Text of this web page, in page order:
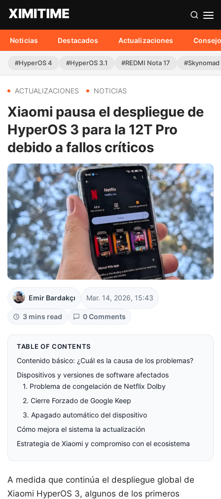
Noticias Destacados Actualizaciones
#HyperOS 4 #HyperOS 3.1 #REDMI Nota 17 #Skynomad
ACTUALIZACIONES NOTICIAS
Xiaomi pausa el despliegue de
HyperOS 3 para la 12T Pro
debido a fallos críticos
Emir Bardakçı Mar. 14, 2026, 15:43
3 mins read 0 Comments
TABLE OF CONTENTS
Contenido básico: ¿Cuál es la causa de los problemas?
Dispositivos y versiones de software afectados
1. Problema de congelación de Netflix Dolby
2. Cierre Forzado de Google Keep
3. Apagado automático del dispositivo
Cómo mejora el sistema la actualización
Estrategia de Xiaomi y compromiso con el ecosistema
A medida que continúa el despliegue global de
Xiaomi HyperOS 3, algunos de los primeros